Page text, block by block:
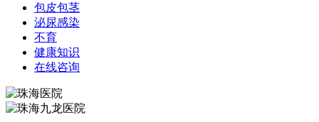
包皮包茎
泌尿感染
不育
健康知识
在线咨询